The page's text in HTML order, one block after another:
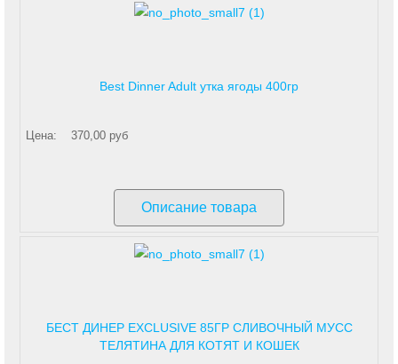
Best Dinner Adult утка ягоды 400гр
Цена: 370,00 руб
Описание товара
БЕСТ ДИНЕР EXCLUSIVE 85ГР СЛИВОЧНЫЙ МУСС
ТЕЛЯТИНА ДЛЯ КОТЯТ И КОШЕК